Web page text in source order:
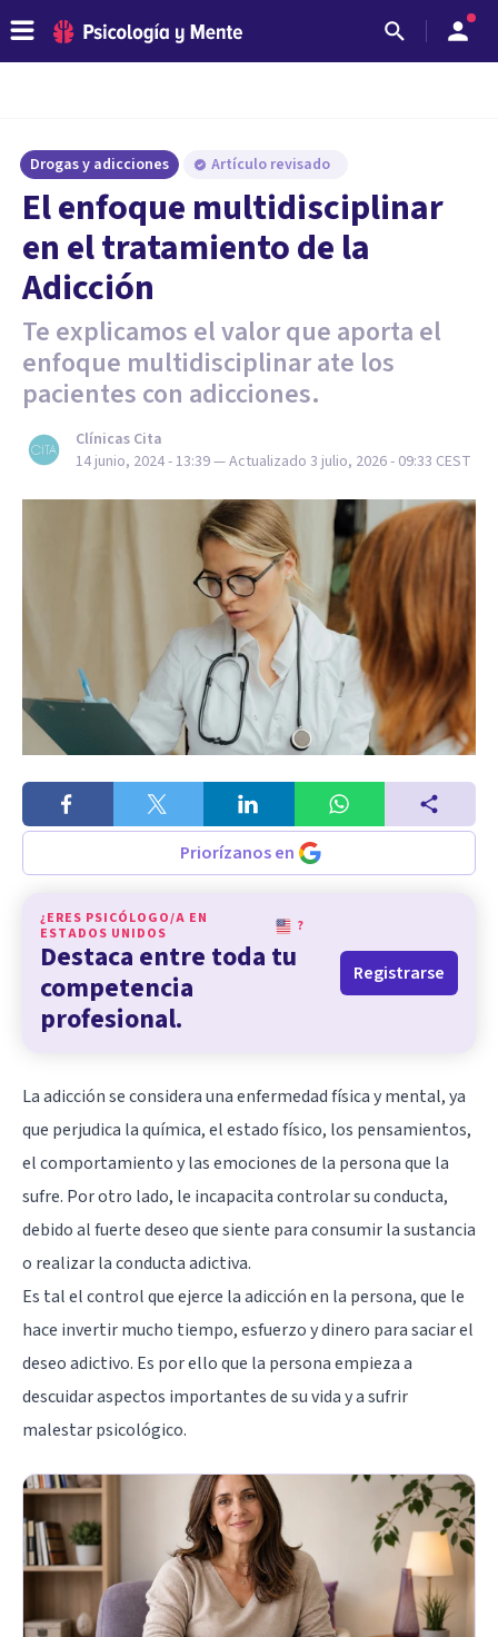
Drogas y adicciones Artículo revisado
El enfoque multidisciplinar
en el tratamiento de la
Adicción
Te explicamos el valor que aporta el
enfoque multidisciplinar ate los
pacientes con adicciones.
Clínicas Cita
14 junio, 2024 - 13:39— Actualizado 3 julio, 2026 - 09:33 CEST
Priorízanos en
¿ERES PSICÓLOGO/A EN
ESTADOS UNIDOS
?
Destaca entre toda tu
competencia
profesional.
Registrarse
La adicción se considera una enfermedad física y mental, ya
que perjudica la química, el estado físico, los pensamientos,
el comportamiento y las emociones de la persona que la
sufre. Por otro lado, le incapacita controlar su conducta,
debido al fuerte deseo que siente para consumir la sustancia
o realizar la conducta adictiva.
Es tal el control que ejerce la adicción en la persona, que le
hace invertir mucho tiempo, esfuerzo y dinero para saciar el
deseo adictivo. Es por ello que la persona empieza a
descuidar aspectos importantes de su vida y a sufrir
malestar psicológico.